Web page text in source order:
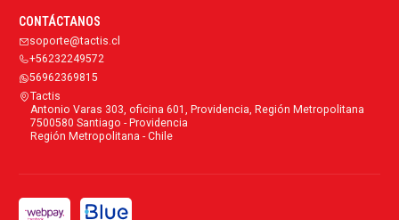
CONTÁCTANOS
soporte@tactis.cl
+56232249572
56962369815
Tactis
Antonio Varas 303, oficina 601, Providencia, Región Metropolitana
7500580 Santiago - Providencia
Región Metropolitana - Chile